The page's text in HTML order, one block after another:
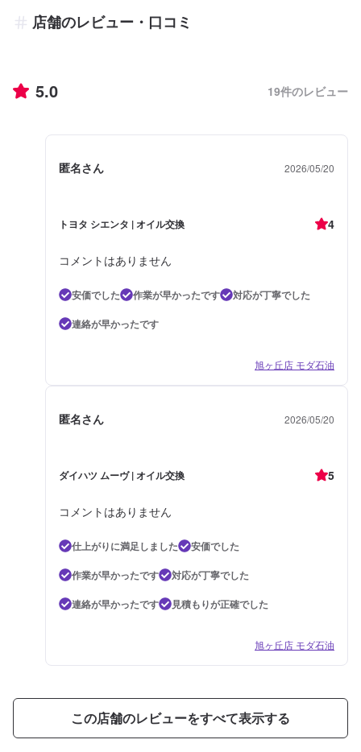
店舗のレビュー・口コミ
5.0 19件のレビュー
匿名さん 2026/05/20
トヨタ シエンタ | オイル交換 4
コメントはありません
安価でした 作業が早かったです
対応が丁寧でした
連絡が早かったです
旭ヶ丘店 モダ石油
匿名さん 2026/05/20
ダイハツ ムーヴ | オイル交換 5
コメントはありません
仕上がりに満足しました
安価でした
作業が早かったです
対応が丁寧でした
連絡が早かったです
見積もりが正確でした
旭ヶ丘店 モダ石油
この店舗のレビューをすべて表示する